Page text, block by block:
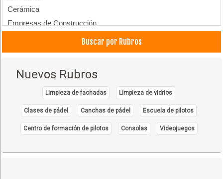
Cerámica
Empresas de Construcción
Buscar por Rubros
Nuevos Rubros
Limpieza de fachadas Limpieza de vidrios
Clases de pádel Canchas de pádel Escuela de pilotos
Centro de formación de pilotos Consolas Videojuegos